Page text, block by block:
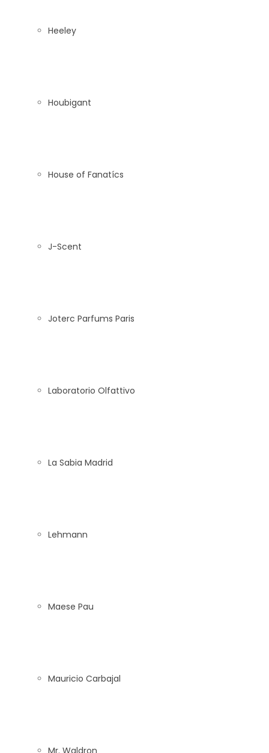
Heeley
Houbigant
House of Fanatícs
J-Scent
Joterc Parfums Paris
Laboratorio Olfattivo
La Sabia Madrid
Lehmann
Maese Pau
Mauricio Carbajal
Mr. Waldron